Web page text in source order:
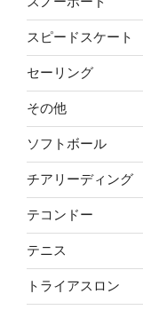
スピードスケート
セーリング
その他
ソフトボール
チアリーディング
テコンドー
テニス
トライアスロン